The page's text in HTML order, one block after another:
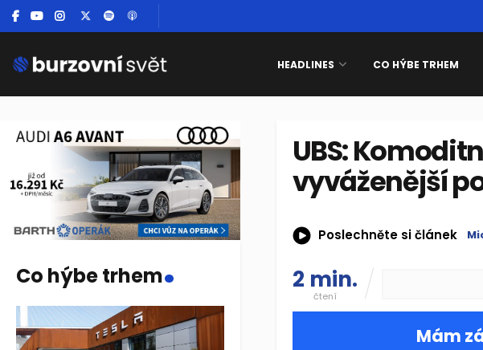
HEADLINES CO HÝBE TRHEM
UBS:
vyváženější
Poslechněte si článek
2 min.
čtení
Mám
Co hýbe trhem.